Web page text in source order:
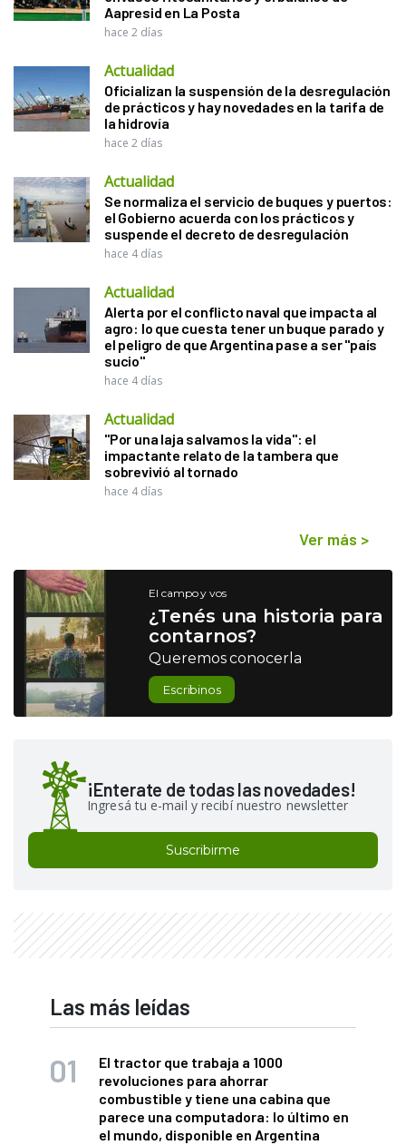
Aapresid en La Posta
hace 2 días
Actualidad
Oficializan la suspensión de la desregulación
de prácticos y hay novedades en la tarifa de
la hidrovía
hace 2 días
Actualidad
Se normaliza el servicio de buques y puertos:
el Gobierno acuerda con los prácticos y
suspende el decreto de desregulación
hace 4 días
Actualidad
Alerta por el conflicto naval que impacta al
agro: lo que cuesta tener un buque parado y
el peligro de que Argentina pase a ser "país
sucio"
hace 4 días
Actualidad
"Por una laja salvamos la vida": el
impactante relato de la tambera que
sobrevivió al tornado
hace 4 días
Ver más >
El campo y vos
¿Tenés una historia para
contarnos?
Queremos conocerla
Escribinos
¡Enterate de todas las novedades!
Ingresá tu e-mail y recibí nuestro newsletter
Suscribirme
Las más leídas
El tractor que trabaja a 1000
revoluciones para ahorrar
combustible y tiene una cabina que
parece una computadora: lo último en
el mundo, disponible en Argentina